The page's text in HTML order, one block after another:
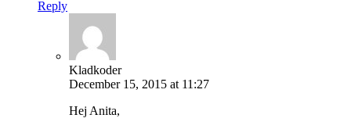
Reply
Kladkoder
December 15, 2015 at 11:27
Hej Anita,